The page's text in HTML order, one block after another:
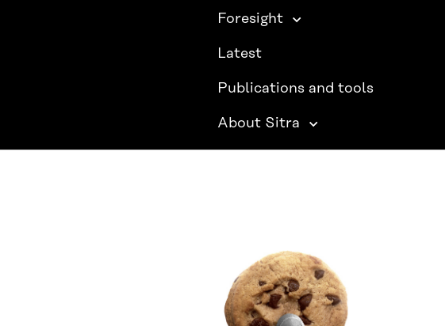
Foresight
Latest
Publications and tools
About Sitra